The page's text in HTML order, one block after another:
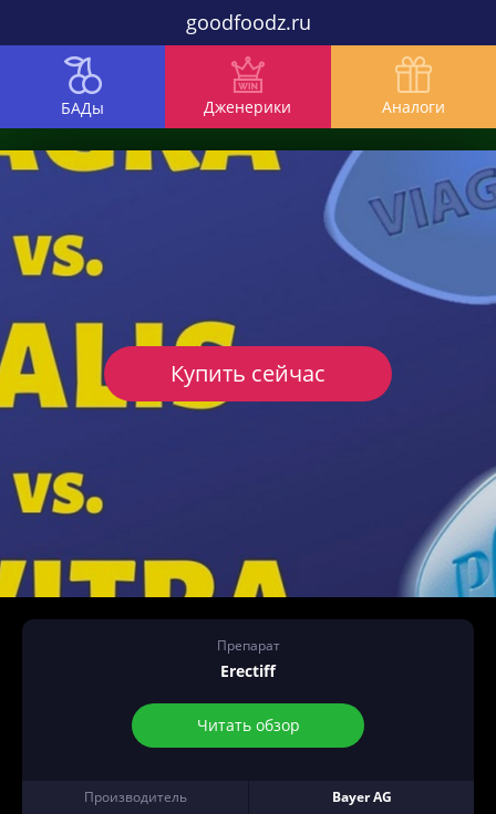
goodfoodz.ru
БАДы Дженерики Аналоги
Препарат
Erectiff
Читать обзор
Производитель
Bayer AG
Купить сейчас